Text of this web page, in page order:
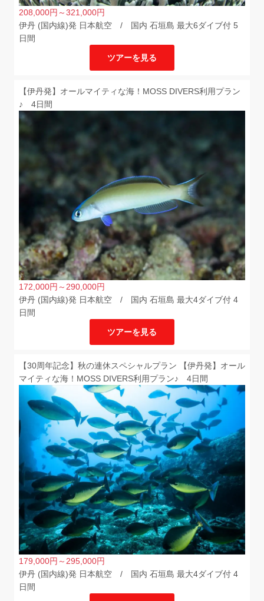
208,000円 ～321,000円
伊丹 (国内線)発 日本航空 / 国内 石垣島 最大6ダイブ付 5
日間
ツアーを見る
【伊丹発】オールマイティな海！MOSS DIVERS利用プラン
♪ 4日間
172,000円 ～290,000円
伊丹 (国内線)発 日本航空 / 国内 石垣島 最大4ダイブ付 4
日間
ツアーを見る
【30周年記念】秋の連休スペシャルプラン 【伊丹発】オール
マイティな海！MOSS DIVERS利用プラン♪ 4日間
179,000円 ～295,000円
伊丹 (国内線)発 日本航空 / 国内 石垣島 最大4ダイブ付 4
日間